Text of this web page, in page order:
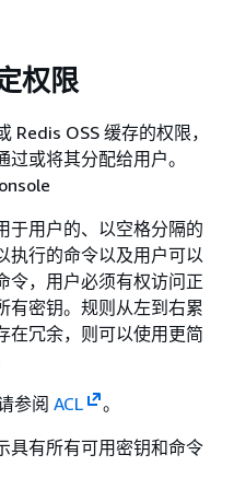
权限
Redis OSS 缓存的权限，
或将其分配给用户。
于用户的、以空格分隔的
执行的命令以及用户可以
令，用户必须有权访问正
有密钥。规则从左到右累
在冗余，则可以使用更简
参阅 ACL
。
具有所有可用密钥和命令